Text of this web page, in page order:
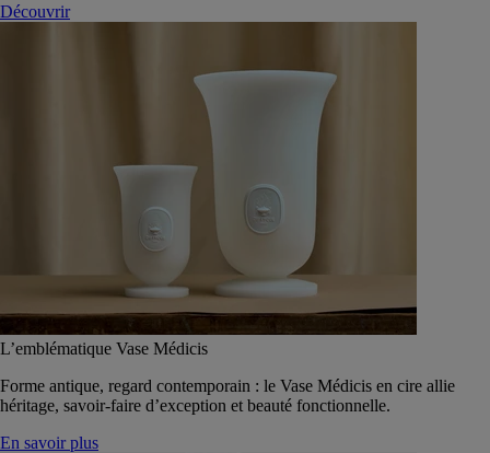
Découvrir
L’emblématique Vase Médicis
Forme antique, regard contemporain : le Vase Médicis en cire allie
héritage, savoir-faire d’exception et beauté fonctionnelle.
En savoir plus